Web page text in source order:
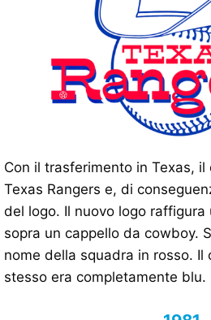
Con il trasferimento in Texas,
Texas Rangers e, di
del logo. Il nuovo logo raffigura
sopra un cappello da cowboy.
nome della squadra in rosso.
stesso era completamente blu.